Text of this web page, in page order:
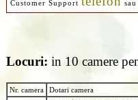
Customer Support sau
Locuri: in 10 camere
Nr. camera Dotari camera